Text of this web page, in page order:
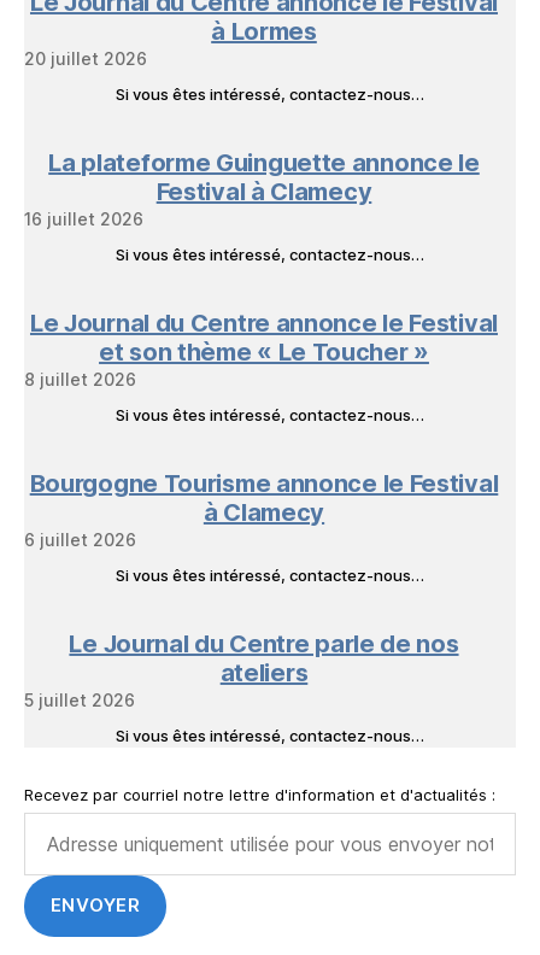
Livres
à Lormes
20 juillet 2026
Si vous êtes intéressé, contactez-nous…
La plateforme Guinguette annonce le
Festival à Clamecy
16 juillet 2026
Si vous êtes intéressé, contactez-nous…
Le Journal du Centre annonce le Festival
et son thème « Le Toucher »
8 juillet 2026
Si vous êtes intéressé, contactez-nous…
Bourgogne Tourisme annonce le Festival
à Clamecy
6 juillet 2026
Si vous êtes intéressé, contactez-nous…
Le Journal du Centre parle de nos
ateliers
5 juillet 2026
Si vous êtes intéressé, contactez-nous…
Recevez par courriel notre lettre d'information et d'actualités :